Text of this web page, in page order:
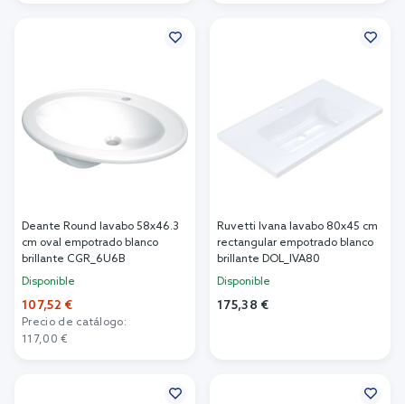
Deante Round lavabo 58x46.3
cm oval empotrado blanco
brillante CGR_6U6B
Disponible
107,52 €
Precio de catálogo:
117,00 €
Ruvetti Ivana lavabo 80x45 cm
rectangular empotrado blanco
brillante DOL_IVA80
Disponible
175,38 €